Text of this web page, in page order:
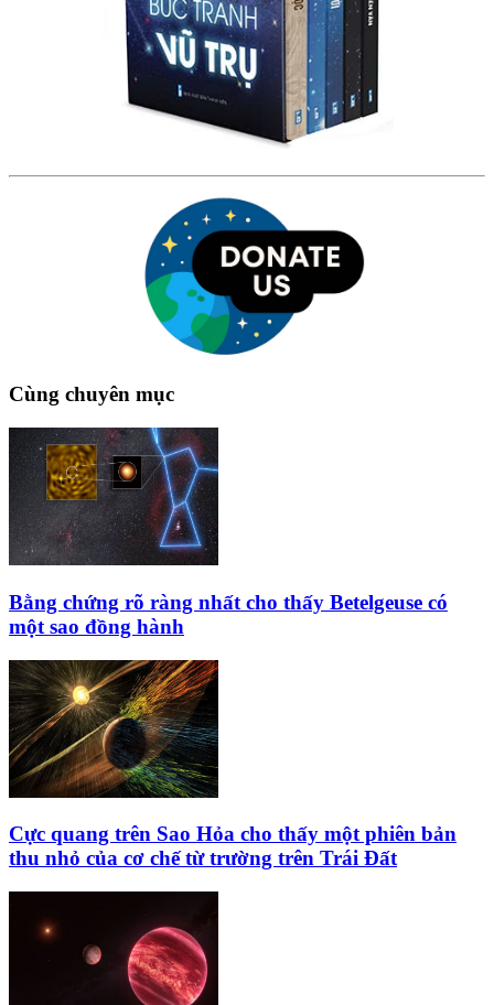
Cùng chuyên mục
Bằng chứng rõ ràng nhất cho thấy Betelgeuse có
một sao đồng hành
Cực quang trên Sao Hỏa cho thấy một phiên bản
thu nhỏ của cơ chế từ trường trên Trái Đất